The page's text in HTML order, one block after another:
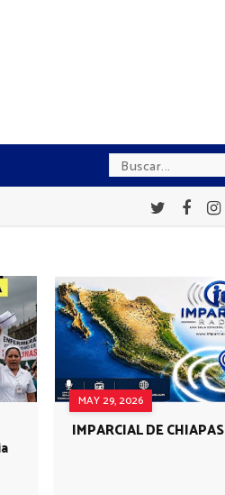
MAY 29, 2026
IMPARCIAL DE CHIAPAS